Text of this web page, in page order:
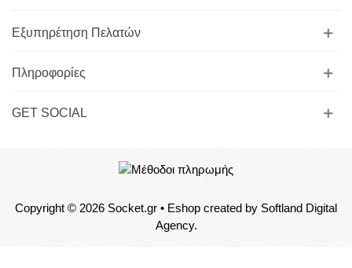
Εξυπηρέτηση Πελατών
Πληροφορίες
GET SOCIAL
Copyright © 2026 Socket.gr• Eshop created bySoftland Digital
Agency.